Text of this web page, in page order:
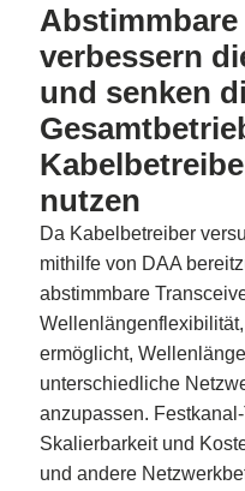
verbessern
und senken
nutzen
Da Kabelbetreiber
mithilfe von DAA
abstimmbare
ermöglicht,
unterschiedliche
anzupassen.
Skalierbarkeit und
und andere